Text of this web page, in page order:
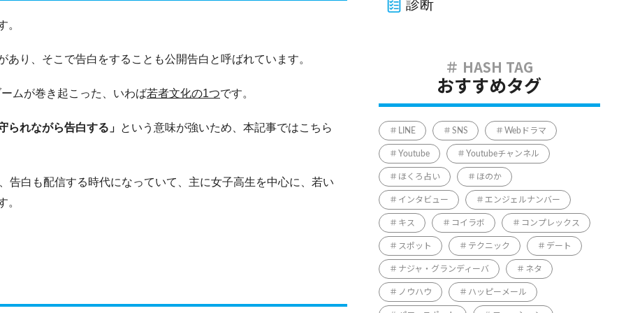
。
り、そこで告白をすることも公開告白と呼ばれています。
ムが巻き起こった、いわば若者文化の1つです。
られながら告白する」 という意味が強いため、本記事ではこちら
告白も配信する時代になっていて、主に女子高生を中心に、若い
。
診断
おすすめタグ
LINE SNS Webドラマ
Youtube Youtubeチャンネル
ほくろ占い ほのか
インタビュー エンジェルナンバー
キス コイラボ コンプレックス
スポット テクニック デート
ナジャ・グランディーバ ネタ
ノウハウ ハッピーメール